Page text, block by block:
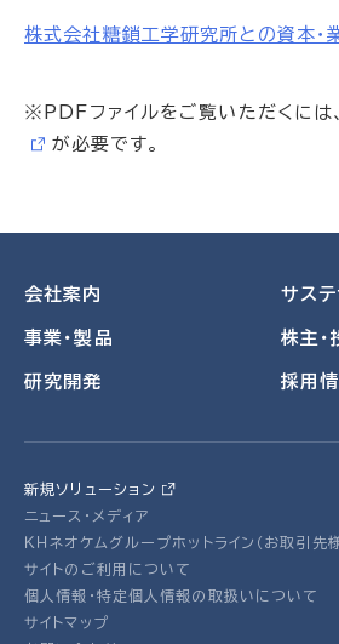
株式会社糖鎖工学研究所との資本・
※PDFファイルをご覧いただくには、
が必要です。
会社案内
事業・製品
研究開発
サステ
株主・
採用
新規ソリューション
ニュース・メディア
ＫＨネオケムグループホットライン（お取引先様
サイトのご利用について
個人情報・特定個人情報の取扱いについて
サイトマップ